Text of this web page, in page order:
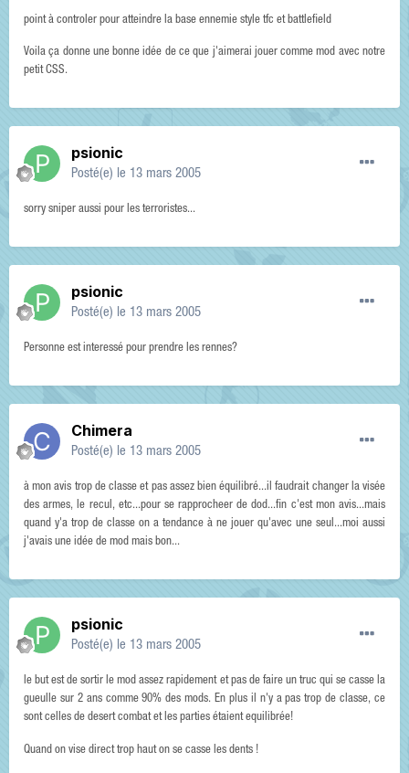
point à controler pour atteindre la base ennemie style tfc et battlefield
Voila ça donne une bonne idée de ce que j'aimerai jouer comme mod avec notre
petit CSS.
psionic
Posté(e) le 13 mars 2005
sorry sniper aussi pour les terroristes...
psionic
Posté(e) le 13 mars 2005
Personne est interessé pour prendre les rennes?
Chimera
Posté(e) le 13 mars 2005
à mon avis trop de classe et pas assez bien équilibré...il faudrait changer la visée
des armes, le recul, etc...pour se rapprocheer de dod...fin c'est mon avis...mais
quand y'a trop de classe on a tendance à ne jouer qu'avec une seul...moi aussi
j'avais une idée de mod mais bon...
psionic
Posté(e) le 13 mars 2005
le but est de sortir le mod assez rapidement et pas de faire un truc qui se casse la
gueulle sur 2 ans comme 90% des mods. En plus il n'y a pas trop de classe, ce
sont celles de desert combat et les parties étaient equilibrée!
Quand on vise direct trop haut on se casse les dents !